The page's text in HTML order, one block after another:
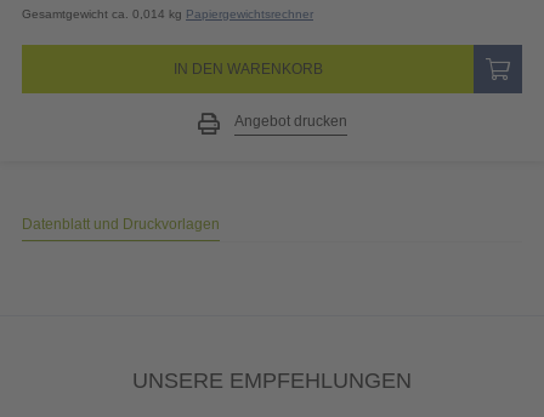
Gesamtgewicht ca. 0,014 kg Papiergewichtsrechner
IN DEN WARENKORB
Angebot drucken
Datenblatt und Druckvorlagen
UNSERE EMPFEHLUNGEN